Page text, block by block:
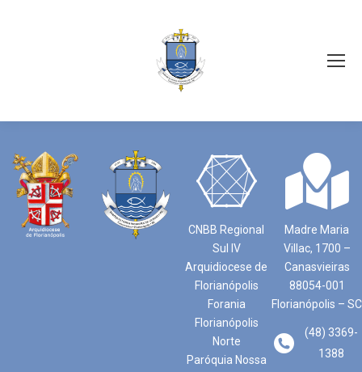
CNBB Regional
Sul IV
Arquidiocese de
Florianópolis
Forania
Florianópolis
Norte
Paróquia Nossa
Madre Maria
Villac, 1700 –
Canasvieiras
88054-001
Florianópolis – SC
(48) 3369-
1388